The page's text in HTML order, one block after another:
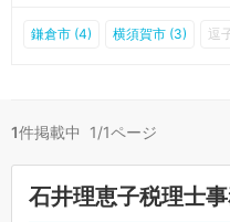
鎌倉市 (4) 横須賀市 (3) 逗
1件掲載中 1/1ページ
石井理恵子税理士